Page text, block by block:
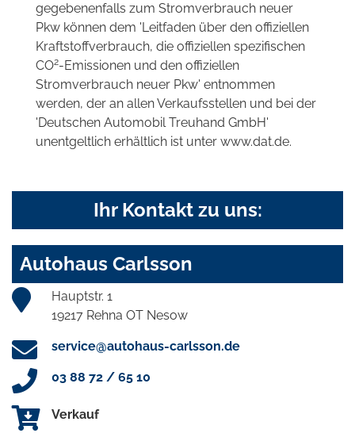
gegebenenfalls zum Stromverbrauch neuer
Pkw können dem 'Leitfaden über den offiziellen
Kraftstoffverbrauch, die offiziellen spezifischen
CO2-Emissionen und den offiziellen
Stromverbrauch neuer Pkw' entnommen
werden, der an allen Verkaufsstellen und bei der
'Deutschen Automobil Treuhand GmbH'
unentgeltlich erhältlich ist unter www.dat.de.
Ihr Kontakt zu uns:
Autohaus Carlsson
Hauptstr. 1
19217 Rehna OT Nesow
service@autohaus-carlsson.de
03 88 72 / 65 10
Verkauf